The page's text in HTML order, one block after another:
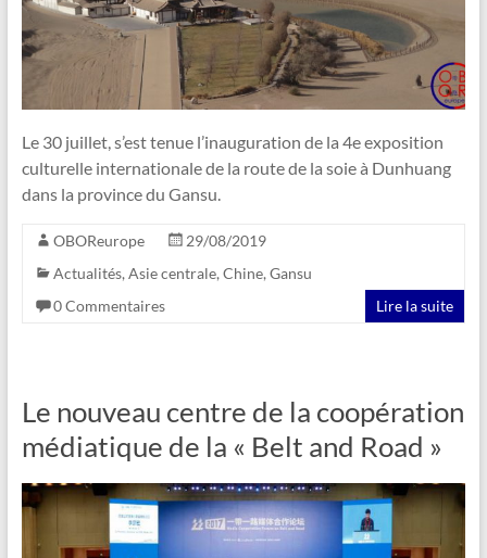
Le 30 juillet, s’est tenue l’inauguration de la 4e exposition
culturelle internationale de la route de la soie à Dunhuang
dans la province du Gansu.
OBOReurope
29/08/2019
Actualités, Asie centrale, Chine, Gansu
0 Commentaires
Lire la suite
Le nouveau centre de la coopération
médiatique de la « Belt and Road »